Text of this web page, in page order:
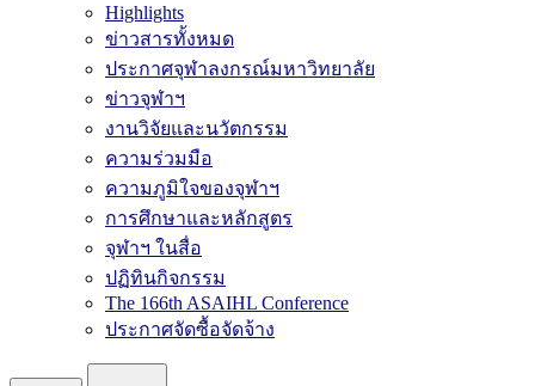
Highlights
ข่าวสารทั้งหมด
ประกาศจุฬาลงกรณ์มหาวิทยาลัย
ข่าวจุฬาฯ
งานวิจัยและนวัตกรรม
ความร่วมมือ
ความภูมิใจของจุฬาฯ
การศึกษาและหลักสูตร
จุฬาฯ ในสื่อ
ปฏิทินกิจกรรม
The 166th ASAIHL Conference
ประกาศจัดซื้อจัดจ้าง